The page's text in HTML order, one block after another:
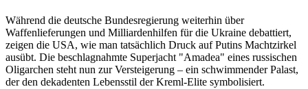
Während die deutsche Bundesregierung weiterhin über
Waffenlieferungen und Milliardenhilfen für die Ukraine debattiert,
zeigen die USA, wie man tatsächlich Druck auf Putins Machtzirkel
ausübt. Die beschlagnahmte Superjacht "Amadea" eines russischen
Oligarchen steht nun zur Versteigerung – ein schwimmender Palast,
der den dekadenten Lebensstil der Kreml-Elite symbolisiert.